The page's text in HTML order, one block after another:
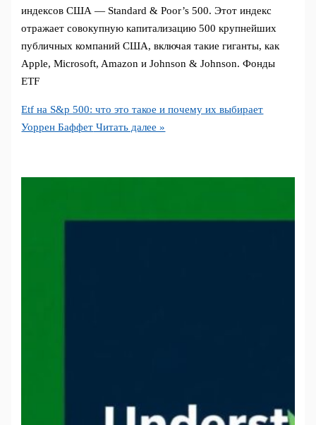
индексов США — Standard & Poor’s 500. Этот индекс
отражает совокупную капитализацию 500 крупнейших
публичных компаний США, включая такие гиганты, как
Apple, Microsoft, Amazon и Johnson & Johnson. Фонды
ETF
Etf на S&p 500: что это такое и почему их выбирает
Уоррен Баффет Читать далее »